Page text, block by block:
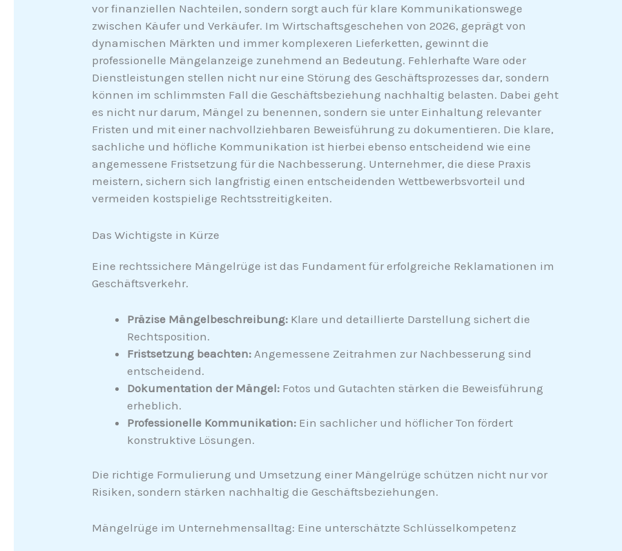
vor finanziellen Nachteilen, sondern sorgt auch für klare Kommunikationswege
zwischen Käufer und Verkäufer. Im Wirtschaftsgeschehen von 2026, geprägt von
dynamischen Märkten und immer komplexeren Lieferketten, gewinnt die
professionelle Mängelanzeige zunehmend an Bedeutung. Fehlerhafte Ware oder
Dienstleistungen stellen nicht nur eine Störung des Geschäftsprozesses dar, sondern
können im schlimmsten Fall die Geschäftsbeziehung nachhaltig belasten. Dabei geht
es nicht nur darum, Mängel zu benennen, sondern sie unter Einhaltung relevanter
Fristen und mit einer nachvollziehbaren Beweisführung zu dokumentieren. Die klare,
sachliche und höfliche Kommunikation ist hierbei ebenso entscheidend wie eine
angemessene Fristsetzung für die Nachbesserung. Unternehmer, die diese Praxis
meistern, sichern sich langfristig einen entscheidenden Wettbewerbsvorteil und
vermeiden kostspielige Rechtsstreitigkeiten.
Das Wichtigste in Kürze
Eine rechtssichere Mängelrüge ist das Fundament für erfolgreiche Reklamationen im
Geschäftsverkehr.
Präzise Mängelbeschreibung: Klare und detaillierte Darstellung sichert die
Rechtsposition.
Fristsetzung beachten: Angemessene Zeitrahmen zur Nachbesserung sind
entscheidend.
Dokumentation der Mängel: Fotos und Gutachten stärken die Beweisführung
erheblich.
Professionelle Kommunikation: Ein sachlicher und höflicher Ton fördert
konstruktive Lösungen.
Die richtige Formulierung und Umsetzung einer Mängelrüge schützen nicht nur vor
Risiken, sondern stärken nachhaltig die Geschäftsbeziehungen.
Mängelrüge im Unternehmensalltag: Eine unterschätzte Schlüsselkompetenz